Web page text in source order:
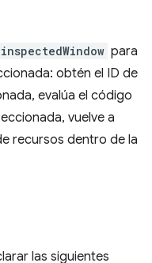
para
obtén el ID de
evalúa el código
vuelve a
recursos dentro de la
las siguientes